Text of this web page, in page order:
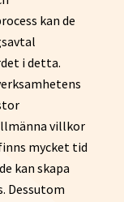
kan de
i detta.
villkor
mycket tid
kan skapa
Dessutom